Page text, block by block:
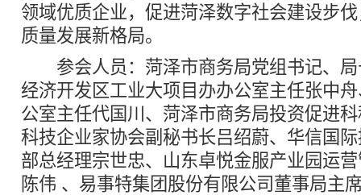
领域优质企业，促进菏泽数字社会建设步
质量发展新格局。
参会人员：菏泽市商务局党组书记、局
经济开发区工业大项目办办公室主任张中
公室主任代国川、菏泽市商务局投资促进
科技企业家协会副秘书长吕绍蔚、华信国
部总经理宗世忠、山东卓悦金服产业园运
陈伟 、易事特集团股份有限公司董事局主